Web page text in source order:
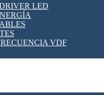
LED
VDF